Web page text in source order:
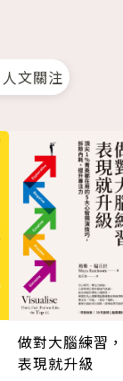
人文關注
做對大腦練習，
表現就升級